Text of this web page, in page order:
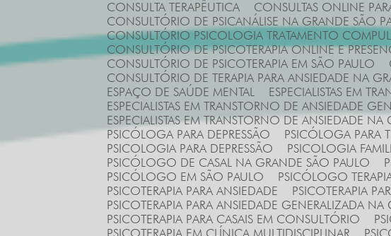
CONSULTA TERAPÊUTICA
CONSULTAS ONLINE
CONSULTÓRIO DE PSICANÁLISE NA GRANDE SÃO
CONSULTÓRIO PSICOLOGIA TRATAMENTO
CONSULTÓRIO DE PSICOTERAPIA ONLINE E
CONSULTÓRIO DE PSICOTERAPIA EM SÃO PAULO
CONSULTÓRIO DE TERAPIA PARA ANSIEDADE NA
ESPAÇO DE SAÚDE MENTAL
ESPECIALISTAS EM
ESPECIALISTAS EM TRANSTORNO DE ANSIEDADE
ESPECIALISTAS EM TRANSTORNO DE ANSIEDADE
PSICÓLOGA PARA DEPRESSÃO
PSICÓLOGA PARA
PSICOLOGIA PARA DEPRESSÃO
PSICOLOGIA
PSICÓLOGO DE CASAL NA GRANDE SÃO PAULO
PSICÓLOGO EM SÃO PAULO
PSICÓLOGO
PSICOTERAPIA PARA ANSIEDADE
PSICOTERAPIA
PSICOTERAPIA PARA ANSIEDADE GENERALIZADA NA
PSICOTERAPIA PARA CASAIS EM CONSULTÓRIO
PSICOTERAPIA EM CLÍNICA MULTIDISCIPLINAR